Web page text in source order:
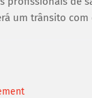
um trânsito